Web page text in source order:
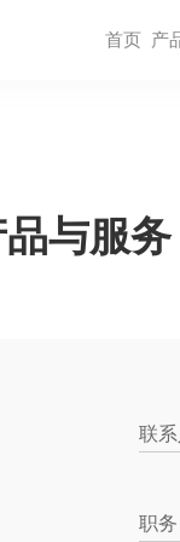
首页 产
与服务
联
职务